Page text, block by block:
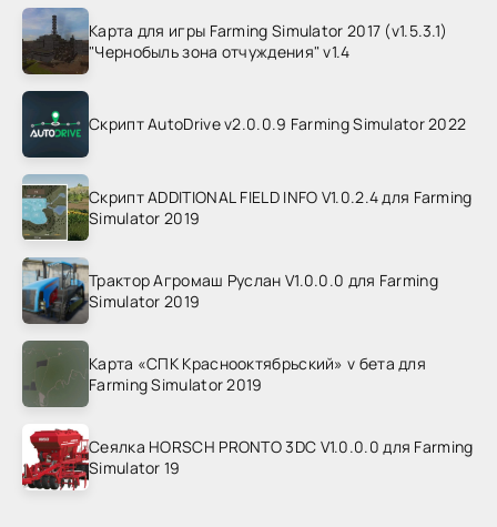
Карта для игры Farming Simulator 2017 (v1.5.3.1)
"Чернобыль зона отчуждения" v1.4
Скрипт AutoDrive v2.0.0.9 Farming Simulator 2022
Скрипт ADDITIONAL FIELD INFO V1.0.2.4 для Farming
Simulator 2019
Трактор Агромаш Руслан V1.0.0.0 для Farming
Simulator 2019
Карта «СПК Краснооктябрьский» v бета для
Farming Simulator 2019
Сеялка HORSCH PRONTO 3DC V1.0.0.0 для Farming
Simulator 19